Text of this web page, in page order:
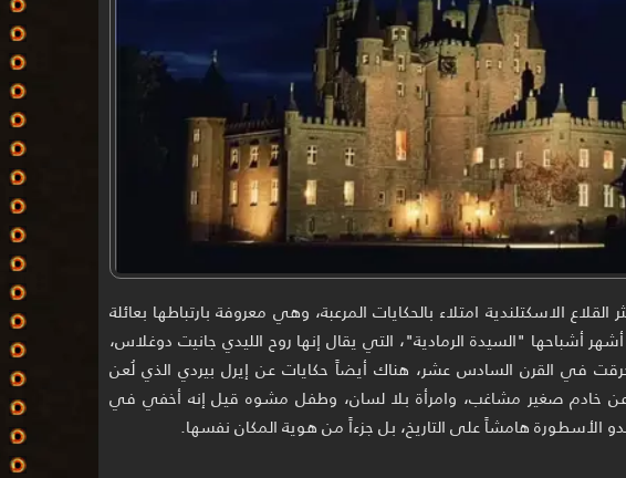
القلاع الاسكتلندية امتلاء بالحكايات المرعبة، وهي معروفة بارتباطها بعائلة
أشهر أشباحها "السيدة الرمادية"، التي يقال إنها روح الليدي جانيت دوغلاس،
في القرن السادس عشر، هناك أيضاً حكايات عن إيرل بيردي الذي لُعن
وعن خادم صغير مشاغب، وامرأة بلا لسان، وطفل مشوه قيل إنه أخفي في
الأسطورة هامشاً على التاريخ، بل جزءاً من هوية المكان نفسها.